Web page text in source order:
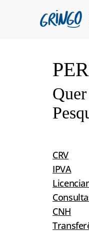
CRV
IPVA
CNH